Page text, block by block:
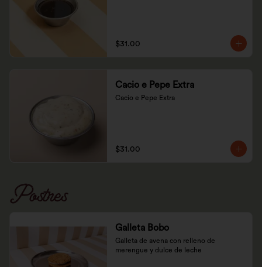
$31.00
Cacio e Pepe Extra
Cacio e Pepe Extra
$31.00
Postres
Galleta Bobo
Galleta de avena con relleno de
merengue y dulce de leche